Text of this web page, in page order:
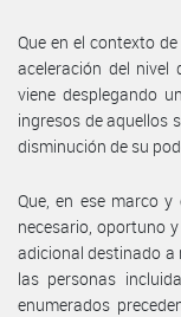
Que en el contexto
aceleración del nivel
viene desplegando
ingresos de aquellos
disminución de su
Que, en ese marco
necesario, oportuno
adicional destinado a
las personas
enumerados